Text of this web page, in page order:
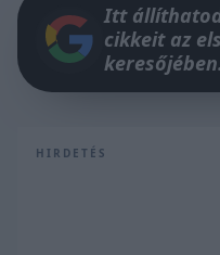
Itt
cikkeit az
keresőjében.
HIRDETÉS